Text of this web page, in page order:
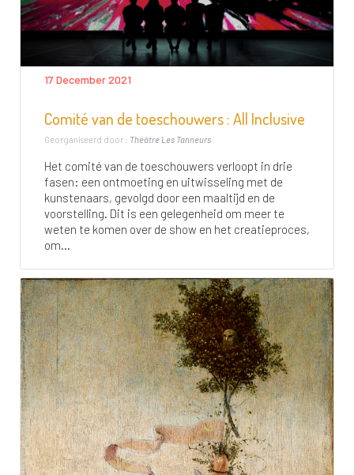
17 December 2021
Comité van de toeschouwers : All Inclusive
Georganiseerd door : Théâtre Les Tanneurs
Het comité van de toeschouwers verloopt in drie
fasen: een ontmoeting en uitwisseling met de
kunstenaars, gevolgd door een maaltijd en de
voorstelling. Dit is een gelegenheid om meer te
weten te komen over de show en het creatieproces,
om...